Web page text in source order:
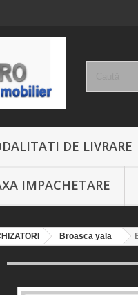
DE LIVRARE
IMPACHETARE
Broasca yala